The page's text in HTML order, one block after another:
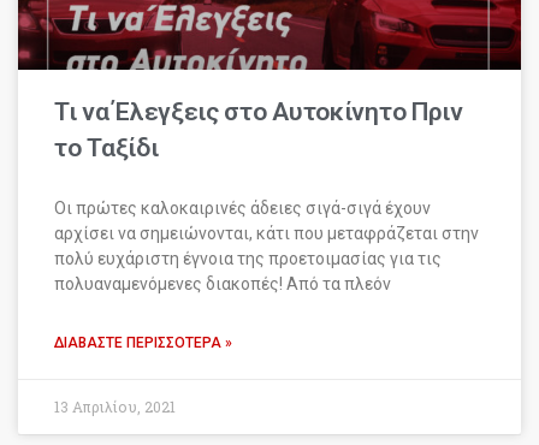
Τι να Έλεγξεις στο Αυτοκίνητο Πριν
το Ταξίδι
Οι πρώτες καλοκαιρινές άδειες σιγά-σιγά έχουν
αρχίσει να σημειώνονται, κάτι που μεταφράζεται στην
πολύ ευχάριστη έγνοια της προετοιμασίας για τις
πολυαναμενόμενες διακοπές! Από τα πλεόν
ΔΙΑΒΆΣΤΕ ΠΕΡΙΣΣΌΤΕΡΑ »
13 Απριλίου, 2021